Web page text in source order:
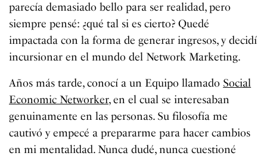
parecía demasiado bello para ser realidad, pero
siempre pensé: ¿qué tal si es cierto? Quedé
impactada con la forma de generar ingresos, y decidí
incursionar en el mundo del Network Marketing.
Años más tarde, conocí a un Equipo llamado Social
Economic Networker, en el cual se interesaban
genuinamente en las personas. Su filosofía me
cautivó y empecé a prepararme para hacer cambios
en mi mentalidad. Nunca dudé, nunca cuestioné